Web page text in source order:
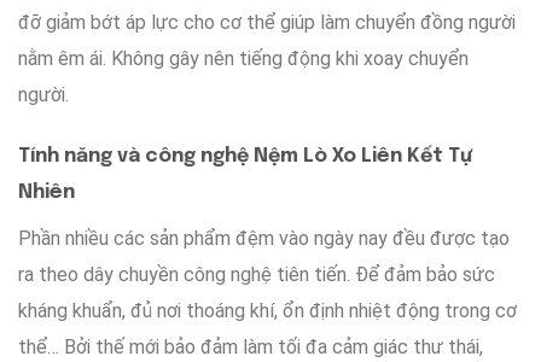
đỡ giảm bớt áp lực cho cơ thể giúp làm chuyển đồng người
nằm êm ái. Không gây nên tiếng động khi xoay chuyển
người.
Tính năng và công nghệ Nệm Lò Xo Liên Kết Tự
Nhiên
Phần nhiều các sản phẩm đệm vào ngày nay đều được tạo
ra theo dây chuyền công nghệ tiên tiến. Để đảm bảo sức
kháng khuẩn, đủ nơi thoáng khí, ổn định nhiệt động trong cơ
thể… Bởi thế mới bảo đảm làm tối đa cảm giác thư thái,